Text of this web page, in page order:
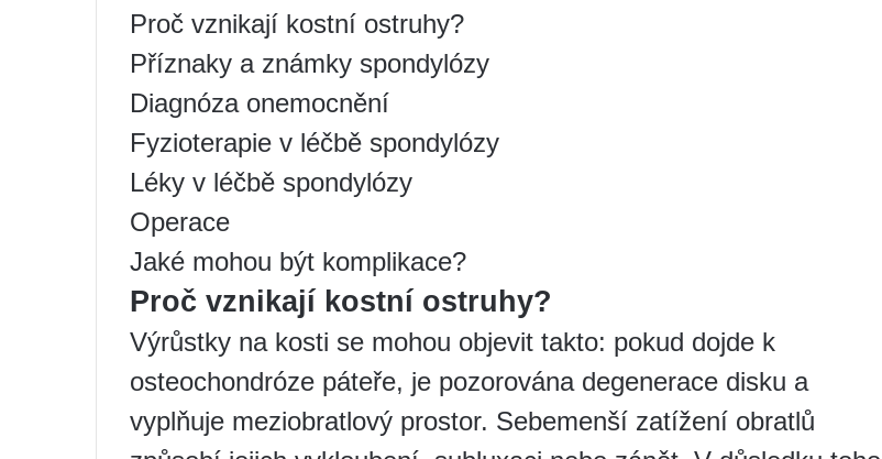
Proč vznikají kostní ostruhy?
Příznaky a známky spondylózy
Diagnóza onemocnění
Fyzioterapie v léčbě spondylózy
Léky v léčbě spondylózy
Operace
Jaké mohou být komplikace?
Proč vznikají kostní ostruhy?
Výrůstky na kosti se mohou objevit takto: pokud dojde k
osteochondróze páteře, je pozorována degenerace disku a
vyplňuje meziobratlový prostor. Sebemenší zatížení obratlů